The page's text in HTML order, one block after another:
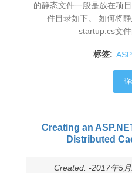
的静态文件一般是放在项
件目录如下。 如何将
startup.cs文
标签:
Creating an
Distributed
Created: -2017年5